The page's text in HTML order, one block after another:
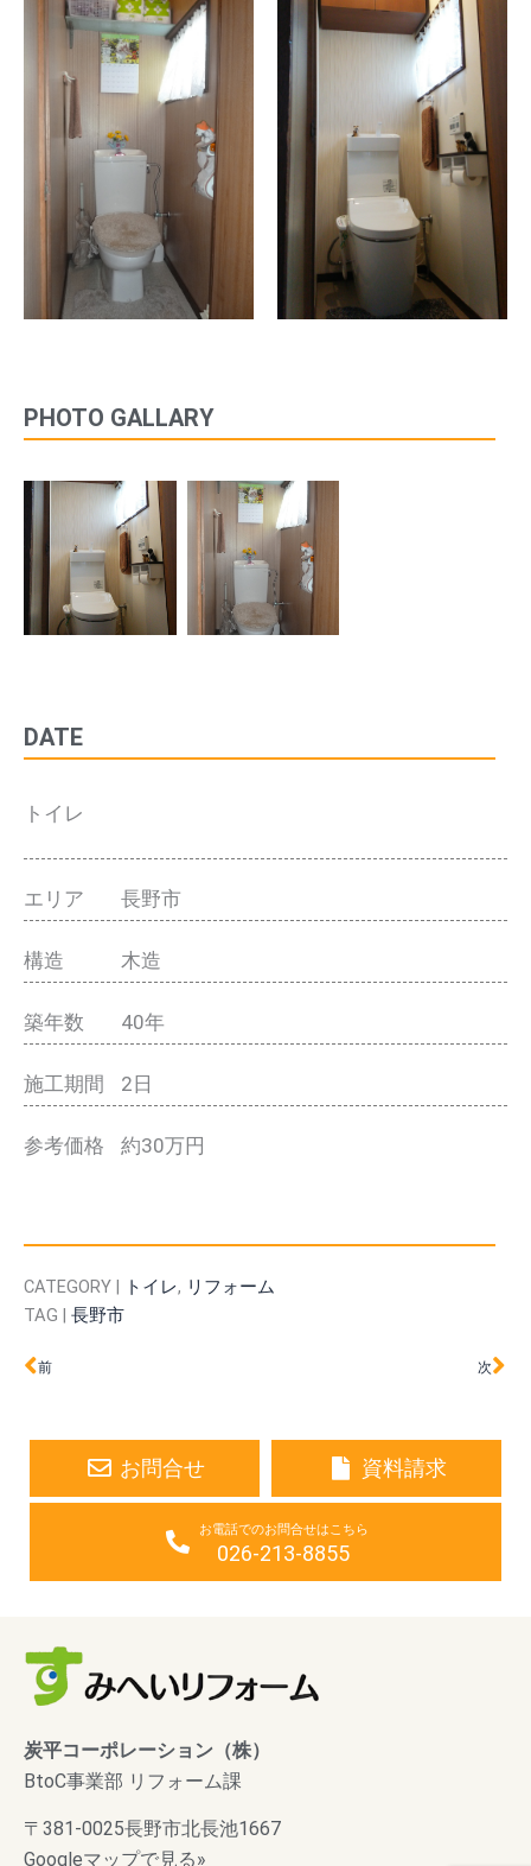
PHOTO GALLARY
DATE
トイレ
エリア 長野市
構造 木造
築年数 40年
施工期間 2日
参考価格 約30万円
CATEGORY | トイレ, リフォーム
TAG | 長野市
Prev
前 次
お問合せ 資料請求
お電話でのお問合せはこちら
026-213-8855
炭平コーポレーション（株）
BtoC事業部 リフォーム課
〒381-0025長野市北長池1667
Googleマップで見る»